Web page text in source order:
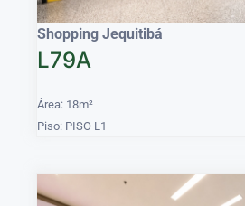
Shopping Jequitibá
L79A
Área: 18m²
Piso: PISO L1